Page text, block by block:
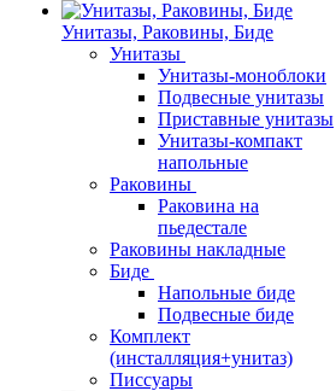
Унитазы, Раковины, Биде
Унитазы
Унитазы-моноблоки
Подвесные унитазы
Приставные унитазы
Унитазы-компакт
напольные
Раковины
Раковина на
пьедестале
Раковины накладные
Биде
Напольные биде
Подвесные биде
Комплект
(инсталляция+унитаз)
Писсуары